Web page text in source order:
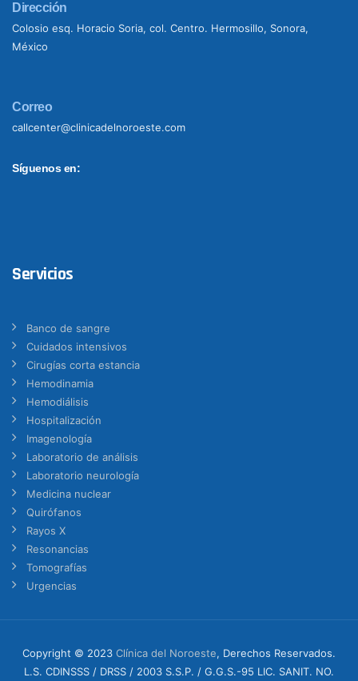
Dirección
Colosio esq. Horacio Soria, col. Centro. Hermosillo, Sonora,
México
Correo
callcenter@clinicadelnoroeste.com
Síguenos en:
Servicios
Banco de sangre
Cuidados intensivos
Cirugías corta estancia
Hemodinamia
Hemodiálisis
Hospitalización
Imagenología
Laboratorio de análisis
Laboratorio neurología
Medicina nuclear
Quirófanos
Rayos X
Resonancias
Tomografías
Urgencias
Copyright © 2023 Clínica del Noroeste, Derechos Reservados.
L.S. CDINSSS / DRSS / 2003 S.S.P. / G.G.S.-95 LIC. SANIT. NO.